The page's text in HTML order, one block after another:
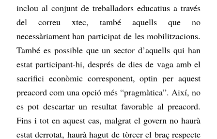
inclou al conjunt de treballadors educatius a través
del correu xtec, també aquells que no
necessàriament han participat de les mobilitzacions.
També es possible que un sector d’aquells qui han
estat participant-hi, després de dies de vaga amb el
sacrifici econòmic corresponent, optin per aquest
preacord com una opció més “pragmàtica”. Així, no
es pot descartar un resultat favorable al preacord.
Fins i tot en aquest cas, malgrat el govern no haurà
estat derrotat, haurà hagut de tòrcer el braç respecte